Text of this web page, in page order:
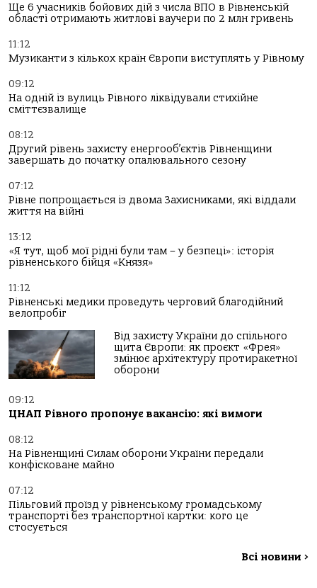
Ще 6 учасників бойових дій з числа ВПО в Рівненській
області отримають житлові ваучери по 2 млн гривень
11:12
Музиканти з кількох країн Європи виступлять у Рівному
09:12
На одній із вулиць Рівного ліквідували стихійне
сміттєзвалище
08:12
Другий рівень захисту енергооб’єктів Рівненщини
завершать до початку опалювального сезону
07:12
Рівне попрощається із двома Захисниками, які віддали
життя на війні
13:12
«Я тут, щоб мої рідні були там – у безпеці»: історія
рівненського бійця «Князя»
11:12
Рівненські медики проведуть черговий благодійний
велопробіг
Від захисту України до спільного
щита Європи: як проєкт «Фрея»
змінює архітектуру протиракетної
оборони
09:12
ЦНАП Рівного пропонує вакансію: які вимоги
08:12
На Рівненщині Силам оборони України передали
конфісковане майно
07:12
Пільговий проїзд у рівненському громадському
транспорті без транспортної картки: кого це
стосується
Всі новини >